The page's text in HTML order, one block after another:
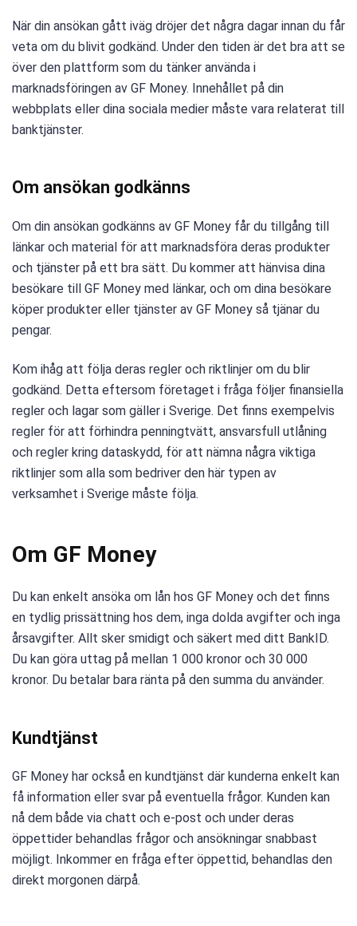
När din ansökan gått iväg dröjer det några dagar innan du får
veta om du blivit godkänd. Under den tiden är det bra att se
över den plattform som du tänker använda i
marknadsföringen av GF Money. Innehållet på din
webbplats eller dina sociala medier måste vara relaterat till
banktjänster.
Om ansökan godkänns
Om din ansökan godkänns av GF Money får du tillgång till
länkar och material för att marknadsföra deras produkter
och tjänster på ett bra sätt. Du kommer att hänvisa dina
besökare till GF Money med länkar, och om dina besökare
köper produkter eller tjänster av GF Money så tjänar du
pengar.
Kom ihåg att följa deras regler och riktlinjer om du blir
godkänd. Detta eftersom företaget i fråga följer finansiella
regler och lagar som gäller i Sverige. Det finns exempelvis
regler för att förhindra penningtvätt, ansvarsfull utlåning
och regler kring dataskydd, för att nämna några viktiga
riktlinjer som alla som bedriver den här typen av
verksamhet i Sverige måste följa.
Om GF Money
Du kan enkelt ansöka om lån hos GF Money och det finns
en tydlig prissättning hos dem, inga dolda avgifter och inga
årsavgifter. Allt sker smidigt och säkert med ditt BankID.
Du kan göra uttag på mellan 1 000 kronor och 30 000
kronor. Du betalar bara ränta på den summa du använder.
Kundtjänst
GF Money har också en kundtjänst där kunderna enkelt kan
få information eller svar på eventuella frågor. Kunden kan
nå dem både via chatt och e-post och under deras
öppettider behandlas frågor och ansökningar snabbast
möjligt. Inkommer en fråga efter öppettid, behandlas den
direkt morgonen därpå.